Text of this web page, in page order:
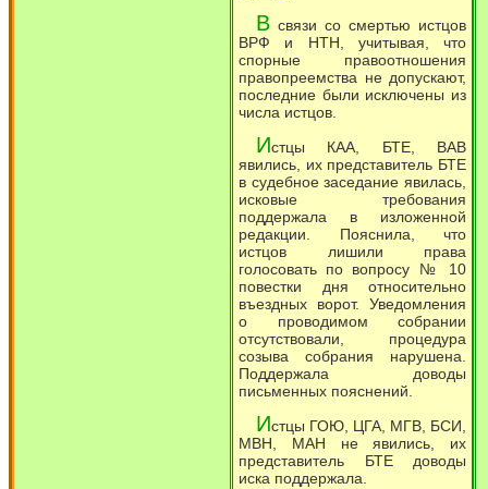
В связи со смертью истцов
ВРФ и НТН, учитывая, что
спорные правоотношения
правопреемства не допускают,
последние были исключены из
числа истцов.
Истцы КАА, БТЕ, ВАВ
явились, их представитель БТЕ
в судебное заседание явилась,
исковые требования
поддержала в изложенной
редакции. Пояснила, что
истцов лишили права
голосовать по вопросу № 10
повестки дня относительно
въездных ворот. Уведомления
о проводимом собрании
отсутствовали, процедура
созыва собрания нарушена.
Поддержала доводы
письменных пояснений.
Истцы ГОЮ, ЦГА, МГВ, БСИ,
МВН, МАН не явились, их
представитель БТЕ доводы
иска поддержала.